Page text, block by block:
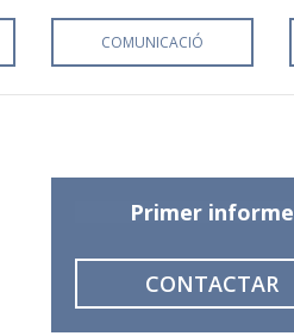
COMUNICACIÓ
Primer informe
CONTACTAR